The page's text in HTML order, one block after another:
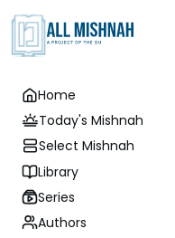
Home
Today's Mishnah
Select Mishnah
Library
Series
Authors